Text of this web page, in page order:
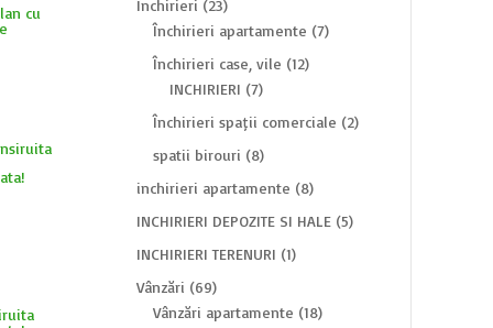
cu
€.
Închirieri (23)
Închirieri apartamente (7)
Închirieri case, vile (12)
INCHIRIERI (7)
Închirieri spații comerciale (2)
spatii birouri (8)
inchirieri apartamente (8)
INCHIRIERI DEPOZITE SI HALE (5)
INCHIRIERI TERENURI (1)
Vânzări (69)
Vânzări apartamente (18)